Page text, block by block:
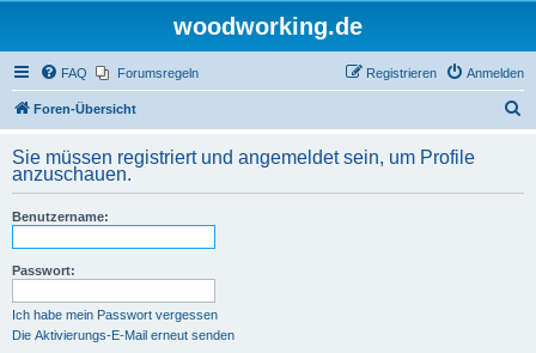
woodworking.de
FAQ Forumsregeln Anmelden
Registrieren
Foren-Übersicht
h
Sie müssen registriert und angemeldet sein, um Profile
anzuschauen.
Benutzername:
Passwort:
Ich habe mein Passwort vergessen
Die Aktivierungs-E-Mail erneut senden